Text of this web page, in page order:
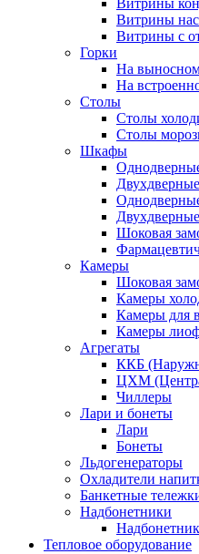
Витрины
Витрины
Витрины с
Горки
На выносном
На
Столы
Столы
Столы
Шкафы
Шоковая
Камеры
Шоковая
Камеры
Камеры для
Камеры
Агрегаты
ККБ
ЦХМ
Чиллеры
Лари и бонеты
Лари
Бонеты
Льдогенераторы
Охладители
Банкетные
Надбонетники
Тепловое оборудование